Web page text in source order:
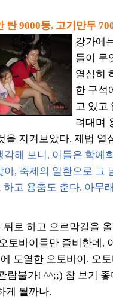
9000동, 고기만두
강가에
들이 무
열심히
한 구석
고 있고
려대며
을 지켜보았다. 제법 열
해 보니, 이들은 학예
, 축제의 일환으로 그
고 용춤도 춘다. 아무
로 하고 오르막길을
토바이들만 즐비한데,
도열한 오토바이. 오
람불가! ^^;;) 참 보기
게 될까나.